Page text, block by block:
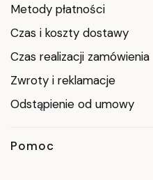
Metody płatności
Czas i koszty dostawy
Czas realizacji zamówienia
Zwroty i reklamacje
Odstąpienie od umowy
Pomoc